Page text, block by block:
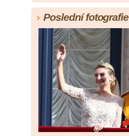
Poslední fotografie